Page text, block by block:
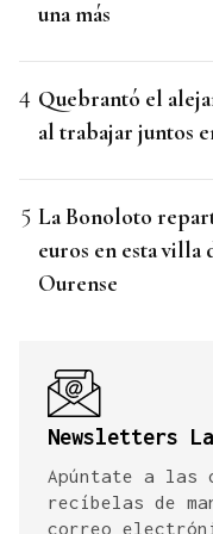
una más
Quebrantó el
al trabajar juntos
La Bonoloto
euros en esta villa
Ourense
Newsletters
Apúntate a las
recíbelas de
correo